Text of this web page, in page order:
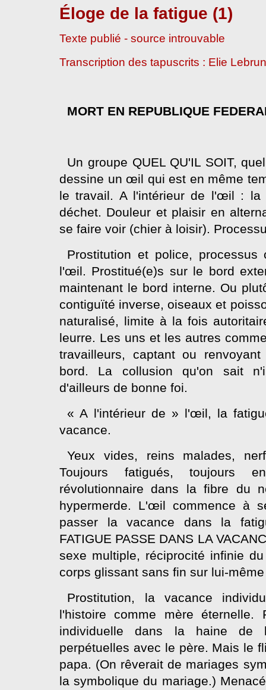
Éloge de la fatigue (1)
Texte publié - source introuvable
Transcription des tapuscrits : Elie Lebrun
MORT EN REPUBLIQUE
Un groupe QUEL QU'IL SOIT,
dessine un œil qui est en même
le travail. A l'intérieur de l'œil : la
déchet. Douleur et plaisir en
se faire voir (chier à loisir).
Prostitution et police,
l'œil. Prostitué(e)s sur le bord
maintenant le bord interne. Ou
contiguïté inverse, oiseaux et
naturalisé, limite à la fois
leurre. Les uns et les autres
travailleurs, captant ou
bord. La collusion qu'on sait
d'ailleurs de bonne foi.
« A l'intérieur de » l'œil, la
vacance.
Yeux vides, reins malades,
Toujours fatigués, toujours
révolutionnaire dans la fibre du
hypermerde. L'œil commence à
passer la vacance dans la
FATIGUE PASSE DANS LA
sexe multiple, réciprocité infinie
corps glissant sans fin sur lui-
Prostitution, la vacance
l'histoire comme mère
individuelle dans la haine de
perpétuelles avec le père. Mais le
papa. (On rêverait de mariages
la symbolique du mariage.)